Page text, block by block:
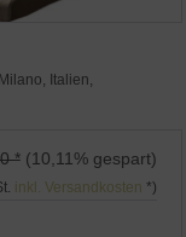
Italien,
* (10,11% gespart)
inkl. Versandkosten *)